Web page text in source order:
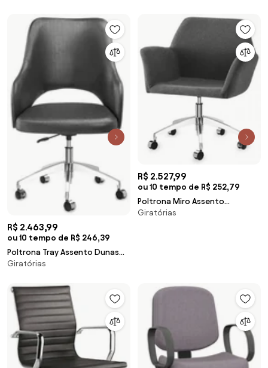
Base Standard 126cm - 63328
Sun House
R$ 2.463,99
ou 10 tempo de R$ 246,39
Poltrona Tray Assento Dunas
Preto Base Rodizio em Aluminio
Giratórias
R$ 2.527,99
ou 10 tempo de R$ 252,79
Poltrona Miro Assento
Estofado Rustico Preto Base
Giratórias